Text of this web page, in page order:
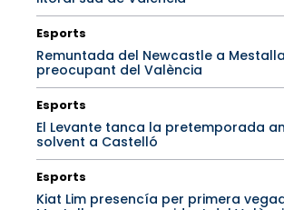
Esports
Remuntada del Newcastle a
preocupant del València
Esports
El Levante tanca la pretemporada
solvent a Castelló
Esports
Kiat Lim presencía per primera